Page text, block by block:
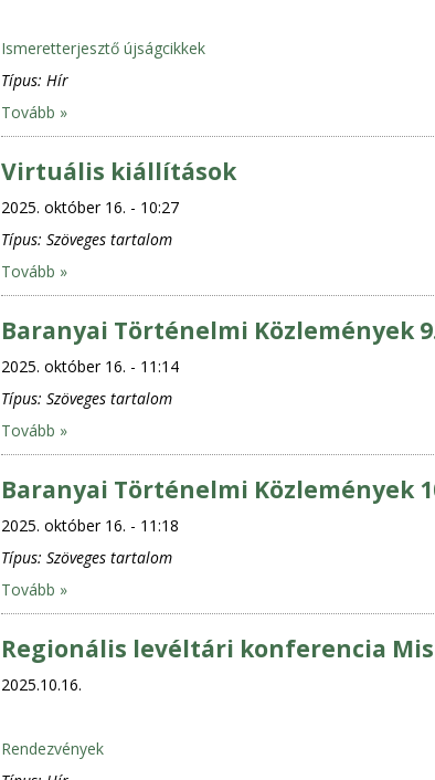
Ismeretterjesztő újságcikkek
Típus: Hír
Tovább »
Virtuális kiállítások
2025. október 16. - 10:27
Típus: Szöveges tartalom
Tovább »
Baranyai Történelmi Közlemények
2025. október 16. - 11:14
Típus: Szöveges tartalom
Tovább »
Baranyai Történelmi Közlemények
2025. október 16. - 11:18
Típus: Szöveges tartalom
Tovább »
Regionális levéltári konferencia
2025.10.16.
Rendezvények